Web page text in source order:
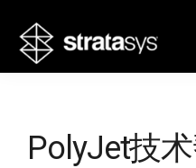
PolyJet技